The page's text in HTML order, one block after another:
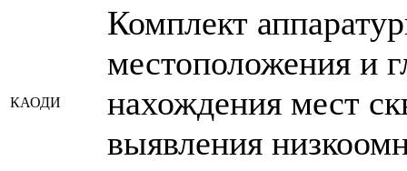
КАОДИ
Комплект
местоположения и
нахождения мест
выявления